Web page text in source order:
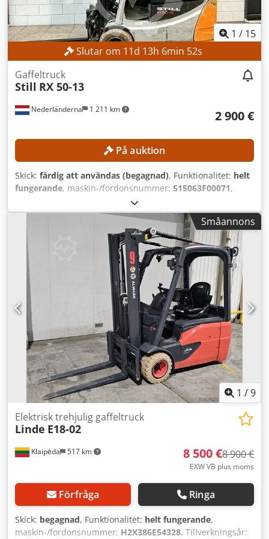
1 / 15
Slutar om 11d 13h 6min 50s
Nederländerna 1 211 km
Gaffeltruck
Still RX 50-13
2 900 €
På auktion
Skick: färdig att användas (begagnad), Funktionalitet: helt
fungerande, maskin-/fordonsnummer: 515063F00071,
, drifttimmar:
1 250 kg, lyfthöjd:5 250 mm, fri lyfthöjd:1 850 mm,
, masttyp: triplex, TEKNISKA DETALJER
Lyfthöjd: 5 250 mm Frilyft: 1 850 mm Lyftkapacitet: 1 250 kg
Gaffellängd: 1 100 mm Maximal gaffelbredd: 900 mm
Minimal gaffelbredd: 170 mm MASKINDETALJER Masttyp:
Triplex Bränsletyp: Elektrisk Mått och vikt Mått (L x B x H): 1
721 x 990 x 2 270 mm Tjänstevikt: 2 331 kg
Genomfartshöjd: 2 270 mm Antal hjul: 3 Batterikapacitet:
875 Ah Batterispänning: 24 V Cjdpozrmmrsfx Agujrf
Drifttimmar: 10 041 h UTRUSTNING Sidoförflyttning
Halvhytt Arbetsstrålkastare Icke-markerande däck CE-
märkning Dokumentation
Småannons
1 /9
Klaipėda 517 km
Elektrisk trehjulig gaffeltruck
Linde E18-02
8 500 €8 900 €
EXW VB plus moms
Förfråga Ringa
Skick: begagnad, Funktionalitet: helt fungerande,
maskin-/fordonsnummer: H2X386E54328, Tillverkningsår: